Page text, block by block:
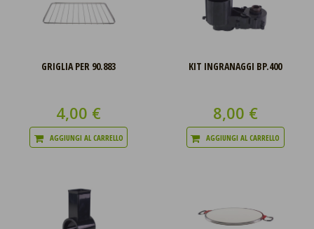
GRIGLIA PER 90.883
4,00 €
AGGIUNGI AL CARRELLO
KIT INGRANAGGI BP.400
8,00 €
AGGIUNGI AL CARRELLO